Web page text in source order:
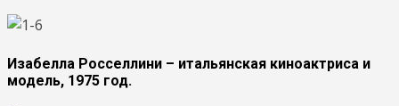
Изабелла Росселлини – итальянская киноактриса и
модель, 1975 год.